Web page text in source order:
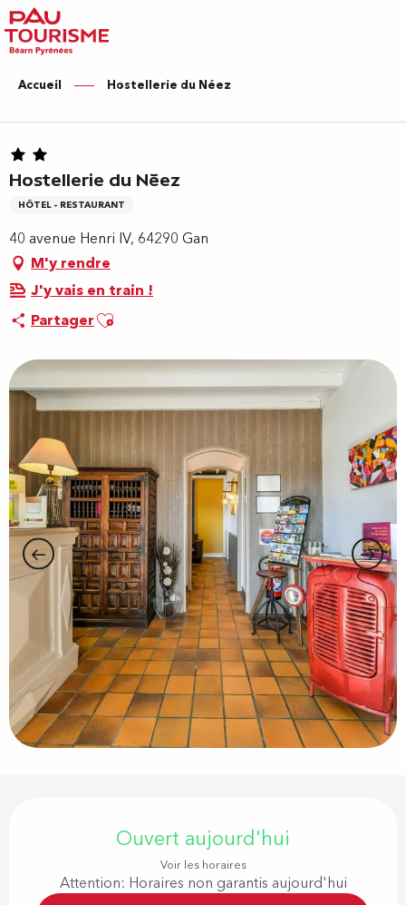
Aller
au
contenu
principal
Accueil Hostellerie du Néez
Hostellerie du Néez
HÔTEL - RESTAURANT
40 avenue Henri IV, 64290 Gan
M'y rendre
J'y vais en train !
PartagerAjouter aux favoris
Ouvert aujourd'hui
Voir les horaires
Attention: Horaires non garantis aujourd'hui